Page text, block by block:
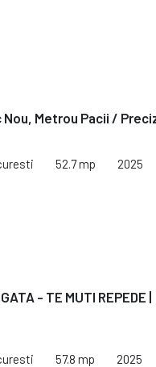
Metrou Pacii /
52.7 mp 2025
- TE MUTI REPEDE |
57.8 mp 2025